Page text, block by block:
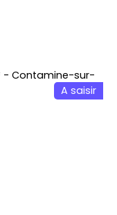
A saisir